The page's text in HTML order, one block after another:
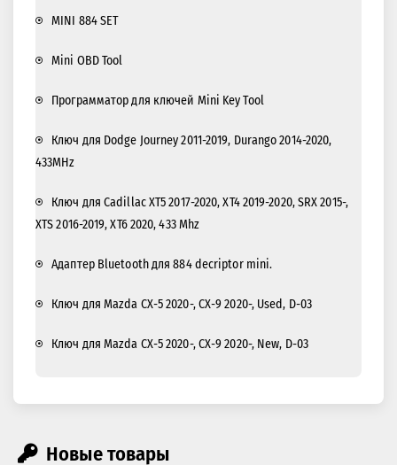
MINI 884 SET
Mini OBD Tool
Программатор для ключей Mini Key Tool
Ключ для Dodge Journey 2011-2019, Durango 2014-2020,
433MHz
Ключ для Cadillac XT5 2017-2020, XT4 2019-2020, SRX 2015-,
XTS 2016-2019, XT6 2020, 433 Mhz
Адаптер Bluetooth для 884 decriptor mini.
Ключ для Mazda CX-5 2020-, CX-9 2020-, Used, D-03
Ключ для Mazda CX-5 2020-, CX-9 2020-, New, D-03
Новые товары